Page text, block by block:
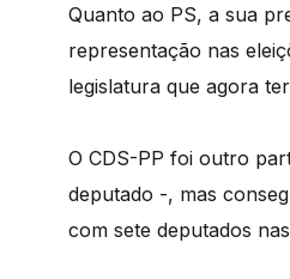
Quanto ao PS, a sua
representação nas
legislatura que agora
O CDS-PP foi outro
deputado -, mas
com sete deputados